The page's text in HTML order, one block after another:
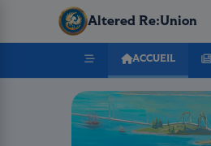
Altered Re:Union
ACCUEIL